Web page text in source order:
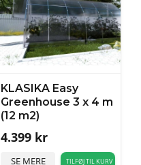
KLASIKA Easy
Greenhouse 3 x 4 m
(12 m2)
4.399 kr
SE MERE TILFØJ TIL KURV